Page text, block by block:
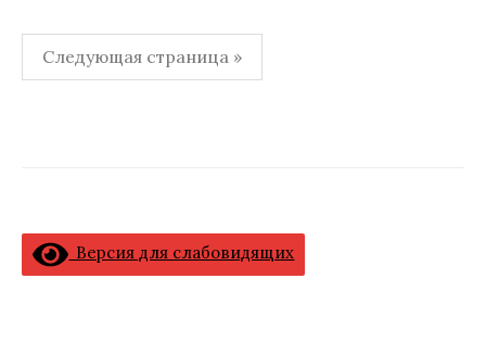
Навигация
Следующая страница »
Версия для слабовидящих